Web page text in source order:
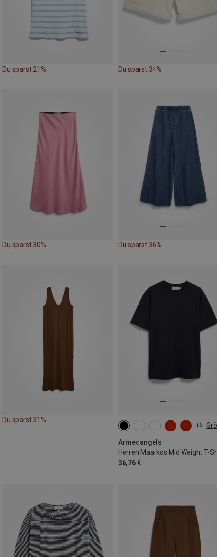
Du sparst 21% Du sparst 34%
Du sparst 30% Du sparst 36%
Du sparst 31%
+6
Armedangels
Herren Maarkos Mid Weight T-
36,76 €
S M L XL XXL